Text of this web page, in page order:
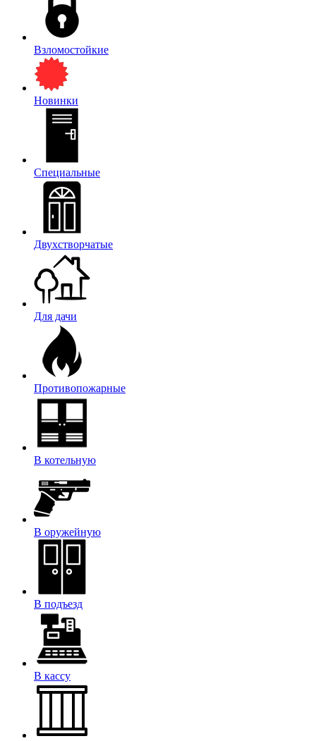
Взломостойкие
Новинки
Специальные
Двухстворчатые
Для дачи
Противопожарные
В котельную
В оружейную
В подъезд
В кассу